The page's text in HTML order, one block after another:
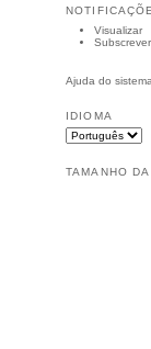
Visualizar
Subscrever
Ajuda do sistema
IDIOMA
TAMANHO